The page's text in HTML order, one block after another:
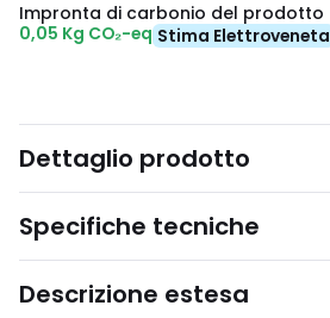
Impronta di carbonio del prodotto
0,05 Kg CO₂-eq Stima Elettroveneta
Dettaglio prodotto
Specifiche tecniche
Descrizione estesa